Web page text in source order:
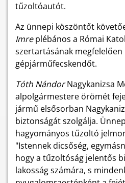
tűzoltóautót.
Az ünnepi köszöntőt
Imreplébános a Római
szertartásának megfelelően
gépjárműfecskendőt.
Tóth NándorNagykanizsa
alpolgármestere örömét
jármű elsősorban
biztonságát szolgálja.
hagyományos tűzoltó
"Istennek dicsőség,
hogy a tűzoltóság jelentős
lakosság számára, s